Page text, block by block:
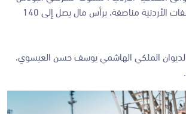
العربية ومناجم الفوسفات الأردنية مناصفة، برأس مال يصل إلى 140
الملكي الهاشمي يوسف حسن العيسوي،